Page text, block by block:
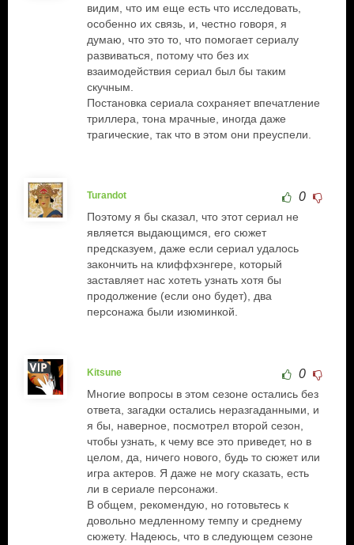
видим, что им еще есть что исследовать,
особенно их связь, и, честно говоря, я
думаю, что это то, что помогает сериалу
развиваться, потому что без их
взаимодействия сериал был бы таким
скучным.
Постановка сериала сохраняет впечатление
триллера, тона мрачные, иногда даже
трагические, так что в этом они преуспели.
Turandot 0
Поэтому я бы сказал, что этот сериал не
является выдающимся, его сюжет
предсказуем, даже если сериал удалось
закончить на клиффхэнгере, который
заставляет нас хотеть узнать хотя бы
продолжение (если оно будет), два
персонажа были изюминкой.
Kitsune 0
Многие вопросы в этом сезоне остались без
ответа, загадки остались неразгаданными, и
я бы, наверное, посмотрел второй сезон,
чтобы узнать, к чему все это приведет, но в
целом, да, ничего нового, будь то сюжет или
игра актеров. Я даже не могу сказать, есть
ли в сериале персонажи.
В общем, рекомендую, но готовьтесь к
довольно медленному темпу и среднему
сюжету. Надеюсь, что в следующем сезоне